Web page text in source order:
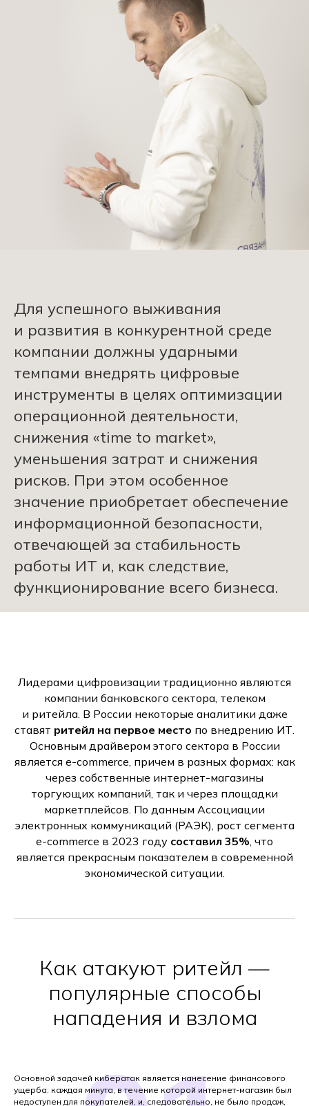
Для успешного выживания
и развития в конкурентной среде
компании должны ударными
темпами внедрять цифровые
инструменты в целях оптимизации
операционной деятельности,
снижения «time to market»,
уменьшения затрат и снижения
рисков. При этом особенное
значение приобретает обеспечение
информационной безопасности,
отвечающей за стабильность
работы ИТ и, как следствие,
функционирование всего бизнеса.
Лидерами цифровизации традиционно являются
компании банковского сектора, телеком
и ритейла. В России некоторые аналитики даже
ставят ритейл на первое место по внедрению ИТ.
Основным драйвером этого сектора в России
является e-commerce, причем в разных формах: как
через собственные интернет-магазины
торгующих компаний, так и через площадки
маркетплейсов. По данным Ассоциации
электронных коммуникаций (РАЭК), рост сегмента
e-commerce в 2023 году составил 35%, что
является прекрасным показателем в современной
экономической ситуации.
Как атакуют ритейл —
популярные способы
нападения и взлома
Основной задачей кибератак является нанесение финансового
ущерба: каждая минута, в течение которой интернет-магазин был
недоступен для покупателей, и, следовательно, не было продаж,